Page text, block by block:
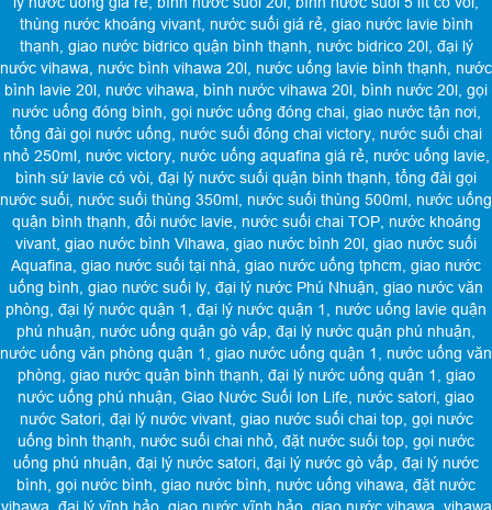
thùng nước khoáng vivant, nước suối giá rẻ, giao nước lavie bình
thạnh, giao nước bidrico quận bình thạnh, nước bidrico 20l, đại lý
nước vihawa, nước bình vihawa 20l, nước uống lavie bình thạnh, nước
bình lavie 20l, nước vihawa, bình nước vihawa 20l, bình nước 20l, gọi
nước uống đóng bình, gọi nước uống đóng chai, giao nước tận nơi,
tổng đài gọi nước uống, nước suối đóng chai victory, nước suối chai
nhỏ 250ml, nước victory, nước uống aquafina giá rẻ, nước uống lavie,
bình sứ lavie có vòi, đại lý nước suối quận bình thạnh, tổng đài gọi
nước suối, nước suối thùng 350ml, nước suối thùng 500ml, nước uống
quận bình thạnh, đổi nước lavie, nước suối chai TOP, nước khoáng
vivant, giao nước bình Vihawa, giao nước bình 20l, giao nước suối
Aquafina, giao nước suối tại nhà, giao nước uống tphcm, giao nước
uống bình, giao nước suối ly, đại lý nước Phú Nhuận, giao nước văn
phòng, đại lý nước quận 1, đại lý nước quận 1, nước uống lavie quận
phú nhuận, nước uống quận gò vấp, đại lý nước quận phú nhuận,
nước uống văn phòng quận 1, giao nước uống quận 1, nước uống văn
phòng, giao nước quận bình thạnh, đại lý nước uống quận 1, giao
nước uống phú nhuận, Giao Nước Suối Ion Life, nước satori, giao
nước Satori, đại lý nước vivant, giao nước suối chai top, gọi nước
uống bình thạnh, nước suối chai nhỏ, đặt nước suối top, gọi nước
uống phú nhuận, đại lý nước satori, đại lý nước gò vấp, đại lý nước
bình, gọi nước bình, giao nước bình, nước uống vihawa, đặt nước